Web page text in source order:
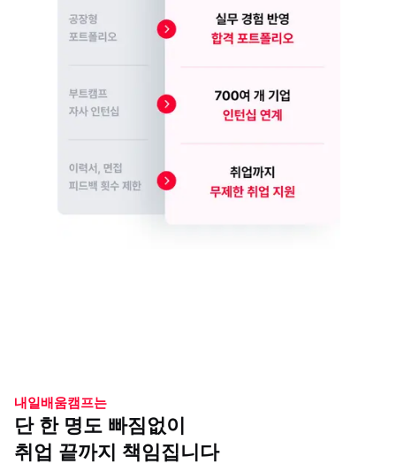
내일배움캠프는
단 한 명도 빠짐없이
취업 끝까지 책임집니다